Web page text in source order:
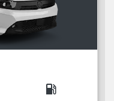
local_gas_station